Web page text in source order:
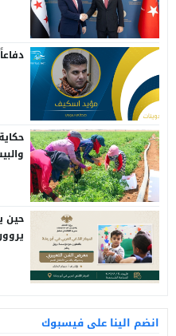
حين
انضم الينا على فيسبوك